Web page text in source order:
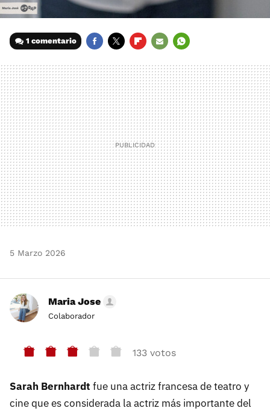
1 comentario
MAIL
5 Marzo 2026
Maria Jose
Colaborador
133 votos
Sarah Bernhardt fue una actriz francesa de teatro y
cine que es considerada la actriz más importante del